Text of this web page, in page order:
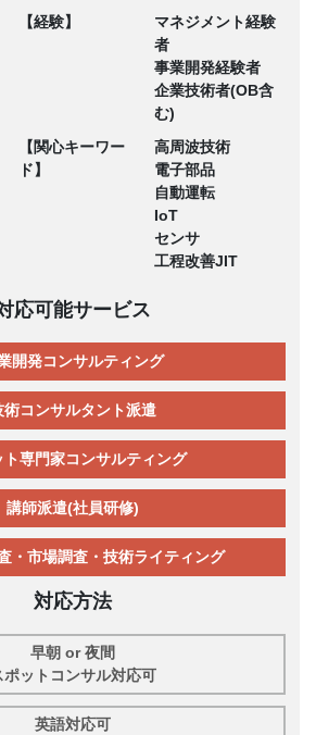
【経験】
マネジメント経験
者
事業開発経験者
企業技術者(OB含
む)
【関心キーワー
ド】
高周波技術
電子部品
自動運転
IoT
センサ
工程改善JIT
応可能サービス
開発コンサルティング
術コンサルタント派遣
ト専門家コンサルティング
講師派遣(社員研修)
・市場調査・技術ライティング
対応方法
早朝 or 夜間
ポットコンサル対応可
英語対応可